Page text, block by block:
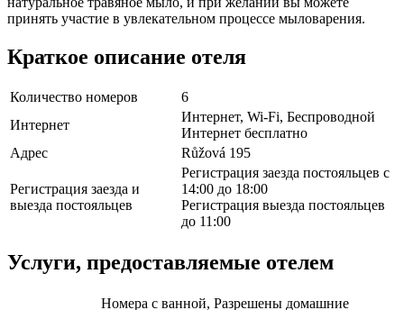
принять участие в увлекательном процессе мыловарения.
Краткое описание отеля
Количество номеров
6
Интернет
Интернет, Wi-Fi, Беспроводной
Интернет бесплатно
Адрес
Růžová 195
Регистрация заезда и
выезда постояльцев
Регистрация заезда постояльцев с
14:00 до 18:00
Регистрация выезда постояльцев
до 11:00
Услуги, предоставляемые отелем
Номера с ванной, Разрешены домашние